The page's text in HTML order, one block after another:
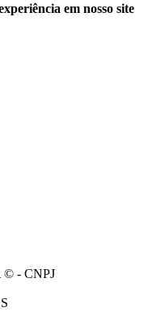
em nosso site
© - CNPJ